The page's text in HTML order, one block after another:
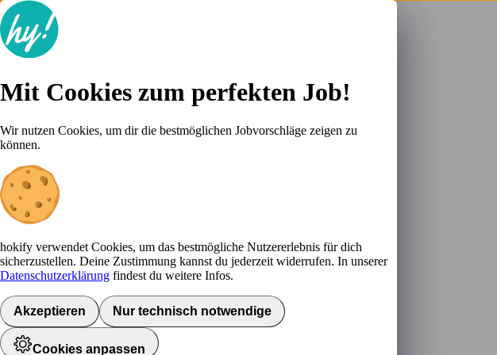
Lösungen & Preise
Do-It-Jobs
+49 800 000 8061
Anmelden
Mit Cookies zum perfekten Job!
Wir nutzen Cookies, um dir die bestmöglichen Jobvorschläge zeigen zu
können.
Mit Cookies zum perfekten Job!
Wir nutzen Cookies, um dir die bestmöglichen Jobvorschläge zeigen zu
können.
hokify verwendet Cookies, um das bestmögliche Nutzererlebnis für dich
sicherzustellen. Deine Zustimmung kannst du jederzeit widerrufen. In unserer
Datenschutzerklärung findest du weitere Infos.
Akzeptieren Nur technisch notwendige
Cookies anpassen
HOKIFY
Preise
Karriere-Tipps
Für Jobsuchende